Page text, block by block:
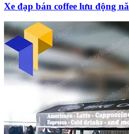
Xe đạp bán coffee lưu động